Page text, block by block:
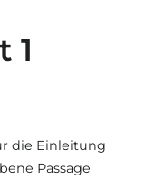
1
die Einleitung
Passage